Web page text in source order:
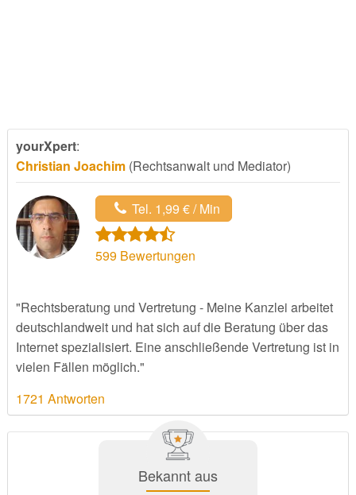
yourXpert:
Christian Joachim(Rechtsanwalt und Mediator)
Tel. 1,99 € / Min
599Bewertungen
"Rechtsberatung und Vertretung - Meine Kanzlei arbeitet
deutschlandweit und hat sich auf die Beratung über das
Internet spezialisiert. Eine anschließende Vertretung ist in
vielen Fällen möglich."
1721 Antworten
Bekannt aus